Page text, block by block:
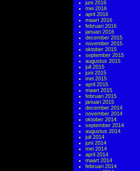
juni 2016
mei 2016
april 2016
maart 2016
februari 2016
januari 2016
december 2015
november 2015
oktober 2015
september 2015
augustus 2015
juli 2015
juni 2015
mei 2015
april 2015
maart 2015
februari 2015
januari 2015
december 2014
november 2014
oktober 2014
september 2014
augustus 2014
juli 2014
juni 2014
mei 2014
april 2014
maart 2014
februari 2014